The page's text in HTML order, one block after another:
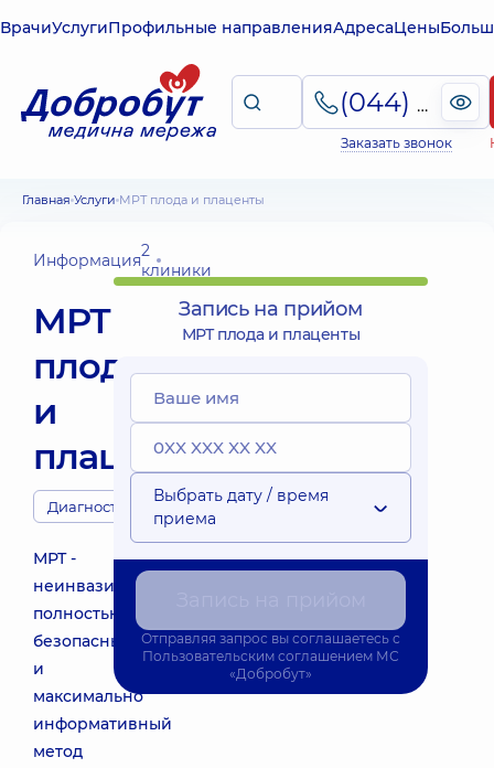
ВрачиУслугиПрофильные направленияАдресаЦены
(044) 495-2-888
Заказать звонок
Главная Услуги МРТ плода и плаценты
Информация2
клиники
МРТ
плода
и
плаценты
Диагносты
МРТ -
неинвазивный,
полностью
безопасный
и
максимально
информативный
метод
Запись на прийом
МРТ плода и плаценты
Выбрать дату / время
приема
Отправляя запрос вы соглашаетесь с
Пользовательским соглашением МС
«Добробут»